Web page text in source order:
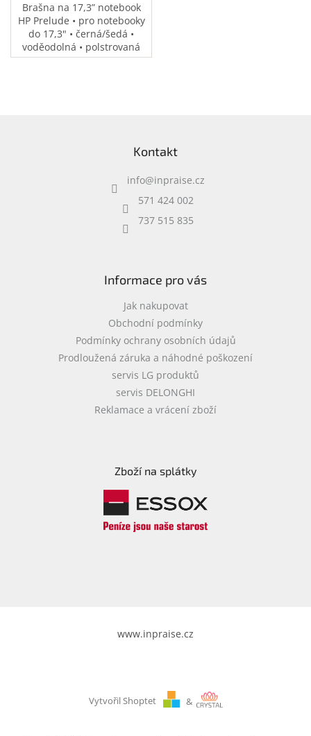
Brašna na 17,3” notebook
HP Prelude • pro notebooky
do 17,3" • černá/šedá •
voděodolná • polstrovaná
přihrádka na notebook •
Kontakt
info@inpraise.cz
571 424 002
737 515 835
Informace pro vás
Jak nakupovat
Obchodní podmínky
Podmínky ochrany osobních údajů
Prodloužená záruka a náhodné poškození
servis LG produktů
servis DELONGHI
Reklamace a vrácení zboží
Zboží na splátky
www.inpraise.cz
Vytvořil Shoptet &